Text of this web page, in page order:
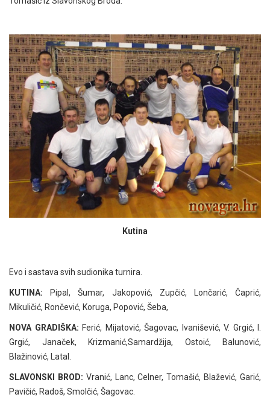
Kutina
Evo i sastava svih sudionika turnira.
KUTINA: Pipal, Šumar, Jakopović, Zupčić, Lončarić, Čaprić,
Mikuličić, Rončević, Koruga, Popović, Šeba,
NOVA GRADIŠKA: Ferić, Mijatović, Šagovac, Ivanišević, V. Grgić, I.
Grgić, Janaček, Krizmanić,Samardžija, Ostoić, Balunović,
Blažinović, Latal.
SLAVONSKI BROD: Vranić, Lanc, Celner, Tomašić, Blažević, Garić,
Pavičić, Radoš, Smolčić, Šagovac.